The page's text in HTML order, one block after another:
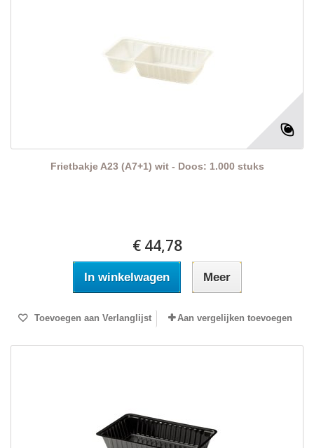
Frietbakje A23 (A7+1) wit - Doos: 1.000 stuks
€ 44,78
In winkelwagen Meer
Toevoegen aan Verlanglijst Aan vergelijken toevoegen